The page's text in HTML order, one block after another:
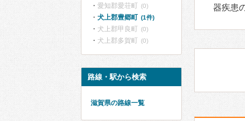
器疾患
愛知郡愛荘町 (0)
犬上郡豊郷町 (1件)
犬上郡甲良町 (0)
犬上郡多賀町 (0)
路線・駅から検索
滋賀県の路線一覧